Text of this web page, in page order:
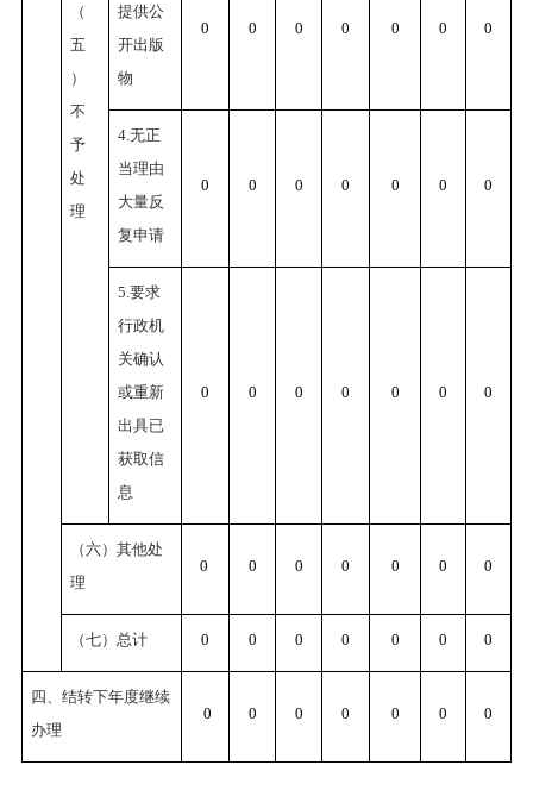
（
五
）
不
予
处
理
提供公
开出版
物
0 0 0 0 0 0 0
4.无正
当理由
大量反
复申请
0 0 0 0 0 0 0
5.要求
行政机
关确认
或重新
出具已
获取信
息
0 0 0 0 0 0 0
（六）其他处
理
0 0 0 0 0 0 0
（七）总计 0 0 0 0 0 0 0
四、结转下年度继续
办理
0 0 0 0 0 0 0